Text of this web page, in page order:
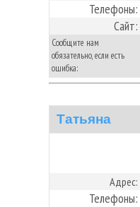
Телефоны:
Сайт:
Сообщите нам
обязательно, если есть
ошибка:
Татьяна
Адрес:
Телефоны: